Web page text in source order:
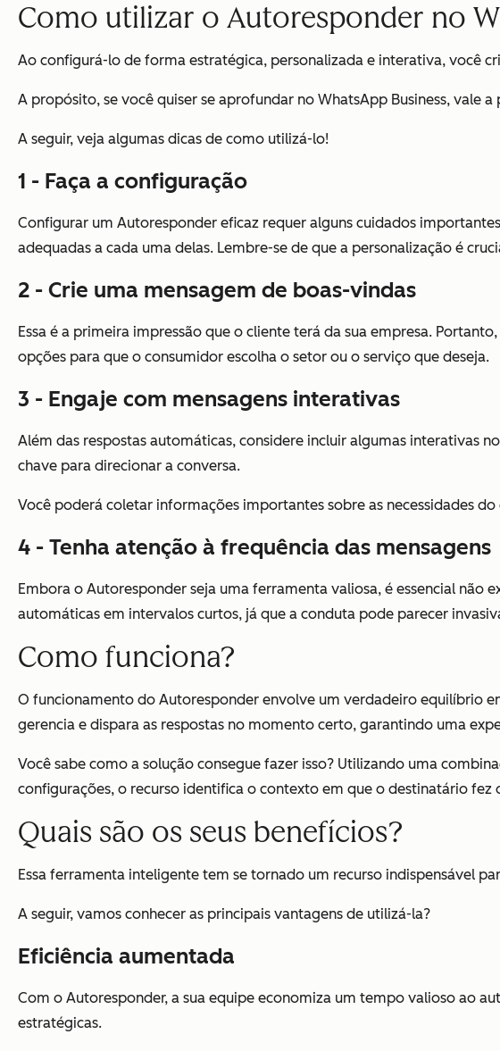
Como utilizar o Autoresponder no
Ao configurá-lo de forma estratégica, personalizada e interativa, você
A propósito, se você quiser se aprofundar no WhatsApp Business, vale a
A seguir, veja algumas dicas de como utilizá-lo!
1 - Faça a configuração
Configurar um Autoresponder eficaz requer alguns cuidados
adequadas a cada uma delas. Lembre-se de que a personalização é
2 - Crie uma mensagem de boas-vindas
Essa é a primeira impressão que o cliente terá da sua empresa.
opções para que o consumidor escolha o setor ou o serviço que deseja.
3 - Engaje com mensagens interativas
Além das respostas automáticas, considere incluir algumas interativas
chave para direcionar a conversa.
Você poderá coletar informações importantes sobre as necessidades
4 - Tenha atenção à frequência das mensagens
Embora o Autoresponder seja uma ferramenta valiosa, é essencial não
automáticas em intervalos curtos, já que a conduta pode parecer
Como funciona?
O funcionamento do Autoresponder envolve um verdadeiro equilíbrio
gerencia e dispara as respostas no momento certo, garantindo uma
Você sabe como a solução consegue fazer isso? Utilizando uma
configurações, o recurso identifica o contexto em que o destinatário
Quais são os seus benefícios?
Essa ferramenta inteligente tem se tornado um recurso indispensável
A seguir, vamos conhecer as principais vantagens de utilizá-la?
Eficiência aumentada
Com o Autoresponder, a sua equipe economiza um tempo valioso ao
estratégicas.